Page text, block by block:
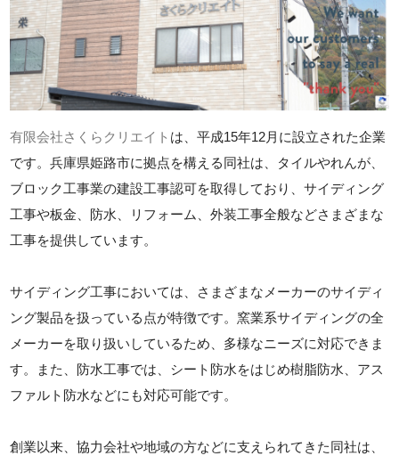
有限会社さくらクリエイト は、平成15年12月に設立された企業
です。兵庫県姫路市に拠点を構える同社は、タイルやれんが、
ブロック工事業の建設工事認可を取得しており、サイディング
工事や板金、防水、リフォーム、外装工事全般などさまざまな
工事を提供しています。
サイディング工事においては、さまざまなメーカーのサイディ
ング製品を扱っている点が特徴です。窯業系サイディングの全
メーカーを取り扱いしているため、多様なニーズに対応できま
す。また、防水工事では、シート防水をはじめ樹脂防水、アス
ファルト防水などにも対応可能です。
創業以来、協力会社や地域の方などに支えられてきた同社は、